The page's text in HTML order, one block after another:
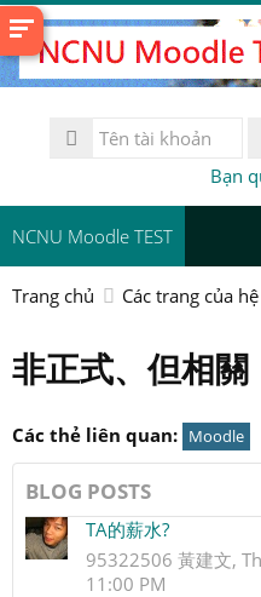
Chuyển
tới
nội
Tên
tài
Bạn
NCNU Moodle TEST
常用連結
Vietnamese ‎(vi)‎
kiếm
khoá
Trang chủ Các trang của
非正式、但相關
Các thẻ liên quan: Moodle
BLOG POSTS
TA的薪水?
95322506 黃建文,
11:00 PM